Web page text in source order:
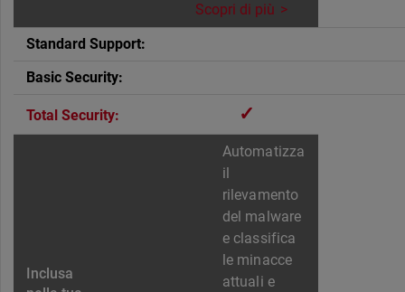
Scopri di più
✓
Automatizza
il
rilevamento
del malware
e classifica
le minacce
attuali e